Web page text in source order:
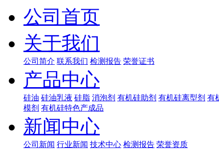
公司首页
关于我们
公司简介 联系我们 检测报告 荣誉证书
产品中心
硅油 硅油乳液 硅脂 消泡剂 有机硅助剂 有机硅离型剂 有
模剂 有机硅特色产成品
新闻中心
公司新闻 行业新闻 技术中心 检测报告 荣誉资质